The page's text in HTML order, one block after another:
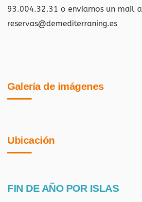
93.004.32.31 o enviarnos un mail a
reservas@demediterraning.es
Galería de imágenes
Ubicación
FIN DE AÑO POR ISLAS